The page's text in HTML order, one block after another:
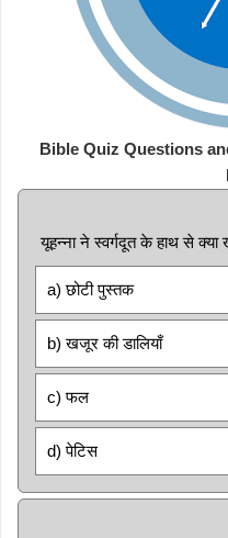
Bible Quiz Questions
यूहन्ना ने स्वर्गदूत के हाथ से क्या
a) छोटी पुस्तक
b) खजूर की डालियाँ
c) फल
d) पेटिस